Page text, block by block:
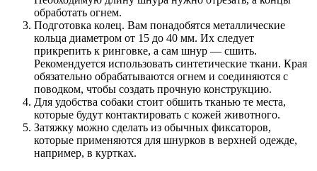
обработать огнем.
Подготовка колец. Вам понадобятся металлические
кольца диаметром от 15 до 40 мм. Их следует
прикрепить к ринговке, а сам шнур — сшить.
Рекомендуется использовать синтетические ткани. Края
обязательно обрабатываются огнем и соединяются с
поводком, чтобы создать прочную конструкцию.
Для удобства собаки стоит обшить тканью те места,
которые будут контактировать с кожей животного.
Затяжку можно сделать из обычных фиксаторов,
которые применяются для шнурков в верхней одежде,
например, в куртках.